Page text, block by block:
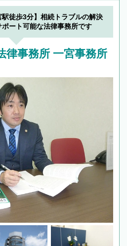
た、相続は感情がからむ分野なの
グも重要です。実際に電話や面談
士と会話をしてウマが合う方に依
駅徒歩3分】相続トラブルの解決
ート可能な法律事務所です
律事務所 一宮事務所